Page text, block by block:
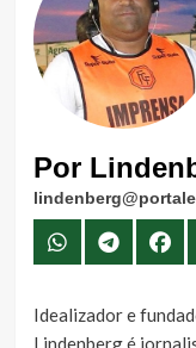
Por
Idealizador e
Lindenberg é